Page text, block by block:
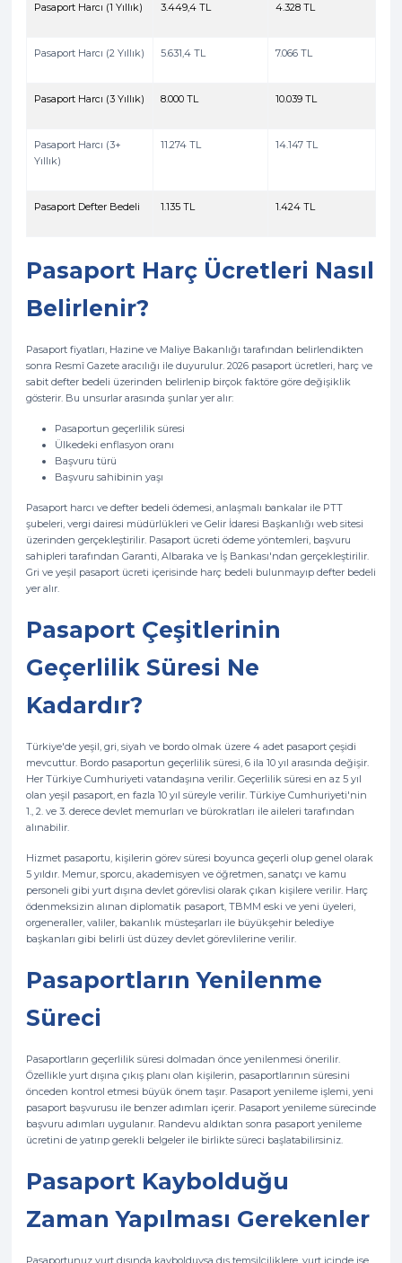
Pasaport Harcı (1 Yıllık) 3.449,4 TL 4.328 TL
Pasaport Harcı (2 Yıllık) 5.631,4 TL 7.066 TL
Pasaport Harcı (3 Yıllık) 8.000 TL 10.039 TL
Pasaport Harcı (3+
Yıllık)
11.274 TL 14.147 TL
Pasaport Defter Bedeli 1.135 TL 1.424 TL
Pasaport Harç Ücretleri Nasıl
Belirlenir?
Pasaport fiyatları, Hazine ve Maliye Bakanlığı tarafından belirlendikten
sonra Resmî Gazete aracılığı ile duyurulur. 2026 pasaport ücretleri, harç ve
sabit defter bedeli üzerinden belirlenip birçok faktöre göre değişiklik
gösterir. Bu unsurlar arasında şunlar yer alır:
Pasaportun geçerlilik süresi
Ülkedeki enflasyon oranı
Başvuru türü
Başvuru sahibinin yaşı
Pasaport harcı ve defter bedeli ödemesi, anlaşmalı bankalar ile PTT
şubeleri, vergi dairesi müdürlükleri ve Gelir İdaresi Başkanlığı web sitesi
üzerinden gerçekleştirilir. Pasaport ücreti ödeme yöntemleri, başvuru
sahipleri tarafından Garanti, Albaraka ve İş Bankası'ndan gerçekleştirilir.
Gri ve yeşil pasaport ücreti içerisinde harç bedeli bulunmayıp defter bedeli
yer alır.
Pasaport Çeşitlerinin
Geçerlilik Süresi Ne
Kadardır?
Türkiye'de yeşil, gri, siyah ve bordo olmak üzere 4 adet pasaport çeşidi
mevcuttur. Bordo pasaportun geçerlilik süresi, 6 ila 10 yıl arasında değişir.
Her Türkiye Cumhuriyeti vatandaşına verilir. Geçerlilik süresi en az 5 yıl
olan yeşil pasaport, en fazla 10 yıl süreyle verilir. Türkiye Cumhuriyeti'nin
1., 2. ve 3. derece devlet memurları ve bürokratları ile aileleri tarafından
alınabilir.
Hizmet pasaportu, kişilerin görev süresi boyunca geçerli olup genel olarak
5 yıldır. Memur, sporcu, akademisyen ve öğretmen, sanatçı ve kamu
personeli gibi yurt dışına devlet görevlisi olarak çıkan kişilere verilir. Harç
ödenmeksizin alınan diplomatik pasaport, TBMM eski ve yeni üyeleri,
orgeneraller, valiler, bakanlık müsteşarları ile büyükşehir belediye
başkanları gibi belirli üst düzey devlet görevlilerine verilir.
Pasaportların Yenilenme
Süreci
Pasaportların geçerlilik süresi dolmadan önce yenilenmesi önerilir.
Özellikle yurt dışına çıkış planı olan kişilerin, pasaportlarının süresini
önceden kontrol etmesi büyük önem taşır. Pasaport yenileme işlemi, yeni
pasaport başvurusu ile benzer adımları içerir. Pasaport yenileme sürecinde
başvuru adımları uygulanır. Randevu aldıktan sonra pasaport yenileme
ücretini de yatırıp gerekli belgeler ile birlikte süreci başlatabilirsiniz.
Pasaport Kaybolduğu
Zaman Yapılması Gerekenler
Pasaportunuz yurt dışında kaybolduysa dış temsilciliklere, yurt içinde ise